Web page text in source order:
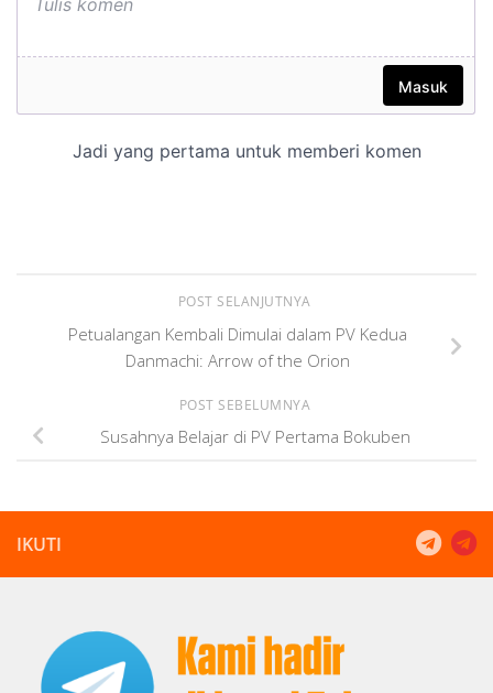
POST SELANJUTNYA
Petualangan Kembali Dimulai dalam PV Kedua
Danmachi: Arrow of the Orion
POST SEBELUMNYA
Susahnya Belajar di PV Pertama Bokuben
IKUTI